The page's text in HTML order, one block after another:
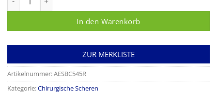
In den Warenkorb
ZUR MERKLISTE
Artikelnummer:AESBC545R
Kategorie:Chirurgische Scheren